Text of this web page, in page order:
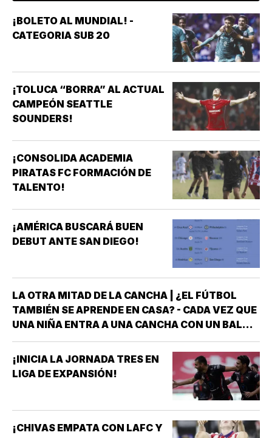
¡BOLETO AL MUNDIAL! -
CATEGORIA SUB 20
¡TOLUCA “BORRA” AL ACTUAL
CAMPEÓN SEATTLE
SOUNDERS!
¡CONSOLIDA ACADEMIA
PIRATAS FC FORMACIÓN DE
TALENTO!
¡AMÉRICA BUSCARÁ BUEN
DEBUT ANTE SAN DIEGO!
LA OTRA MITAD DE LA CANCHA | ¿EL FÚTBOL
TAMBIÉN SE APRENDE EN CASA? - CADA VEZ QUE
UNA NIÑA ENTRA A UNA CANCHA CON UN BALÓN
BAJO EL BRAZO, NO LLEGA SOLA *DETRÁS DE
ELLA SIEMPRE HAY ALGUIEN QUE LA LLEVÓ AL
ENTRENAMIENTO, QUE HIZO EL ESFUERZO…
¡INICIA LA JORNADA TRES EN
LIGA DE EXPANSIÓN!
¡CHIVAS EMPATA CON LAFC Y